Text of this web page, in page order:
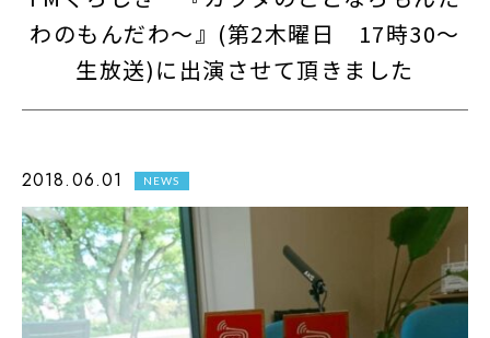
わのもんだわ～』(第2木曜日 17時30～
生放送)に出演させて頂きました
2018.06.01 NEWS